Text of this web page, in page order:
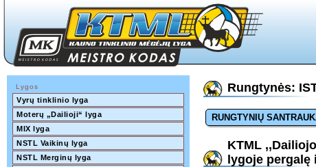
Lygos
Vyrų tinklinio lyga
Moterų „Dailioji“ lyga
MIX lyga
NSTL Vaikinų lyga
NSTL Merginų lyga
Rungtynės:
RUNGTYNIŲ
KTML
lygoje pergalę